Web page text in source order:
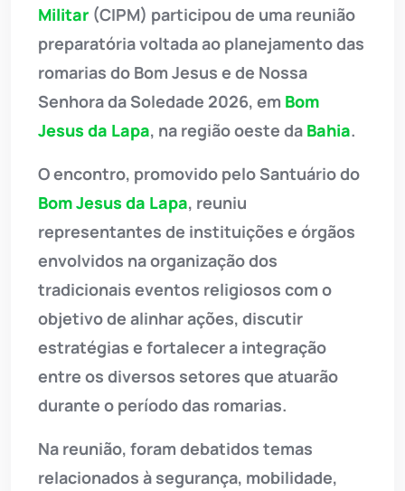
Militar (CIPM) participou de uma reunião
preparatória voltada ao planejamento das
romarias do Bom Jesus e de Nossa
Senhora da Soledade 2026, em Bom
Jesus da Lapa, na região oeste da Bahia.
O encontro, promovido pelo Santuário do
Bom Jesus da Lapa, reuniu
representantes de instituições e órgãos
envolvidos na organização dos
tradicionais eventos religiosos com o
objetivo de alinhar ações, discutir
estratégias e fortalecer a integração
entre os diversos setores que atuarão
durante o período das romarias.
Na reunião, foram debatidos temas
relacionados à segurança, mobilidade,